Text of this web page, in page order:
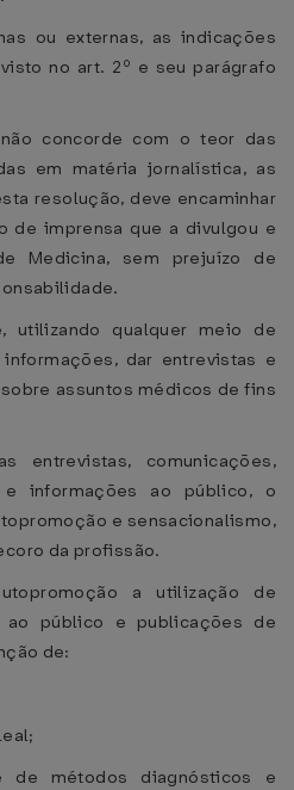
ou externas, as indicações
no art. 2º e seu parágrafo
concorde com o teor das
em matéria jornalística, as
resolução, deve encaminhar
de imprensa que a divulgou e
Medicina, sem prejuízo de
utilizando qualquer meio de
dar entrevistas e
assuntos médicos de fins
entrevistas, comunicações,
informações ao público, o
e sensacionalismo,
da profissão.
a utilização de
ao público e publicações de
de:
de métodos diagnósticos e